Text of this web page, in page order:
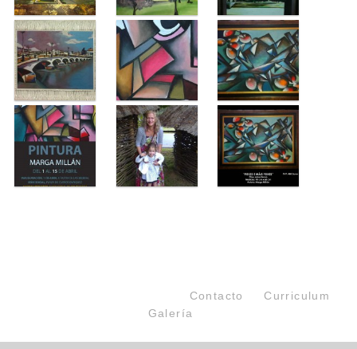
Contacto
Curriculum
Galería